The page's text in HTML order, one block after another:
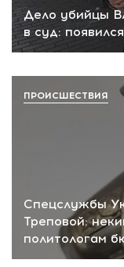
Дело убийцы
в суд:
Спецслужбы
Треповой:
политологам
ПРОИСШЕСТВИЯ